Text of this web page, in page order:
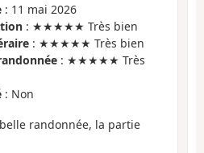
: 11 mai 2026
: ★★★★★ Très bien
: ★★★★★ Très bien
: ★★★★★ Très
: Non
randonnée, la partie